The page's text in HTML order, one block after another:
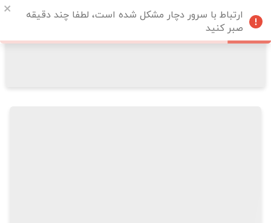
ارتباط با سرور دچار مشکل شده است، لطفا چند دقیقه
صبر کنید